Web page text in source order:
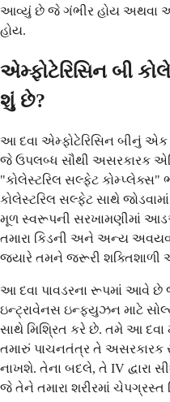
આવ્યું છે જે ગંભીર હોય અથવા
હોય.
એમ્ફોટેરિસિન બી
શું છે?
આ દવા એમ્ફોટેરિસિન બીનું
જે ઉપલબ્ધ સૌથી અસરકારક
"કોલેસ્ટરિલ સલ્ફેટ
કોલેસ્ટરિલ સલ્ફેટ સાથે
મૂળ સ્વરૂપની સરખામણીમાં
તમારા કિડની અને અન્ય
જ્યારે તમને જરૂરી
આ દવા પાવડરના રૂપમાં આવે
ઇન્ટ્રાવેનસ ઇન્ફ્યુઝન માટે
સાથે મિશ્રિત કરે છે. તમે આ દવા
તમારું પાચનતંત્ર તે અસરકારક
નાખશે. તેના બદલે, તે IV દ્વારા
જે તેને તમારા શરીરમાં ચેપગ્રસ્ત